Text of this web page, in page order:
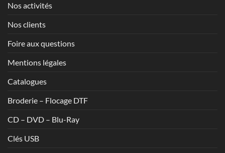
Nos activités
Nos clients
Foire aux questions
Mentions légales
Catalogues
Broderie – Flocage DTF
CD – DVD – Blu-Ray
Clés USB